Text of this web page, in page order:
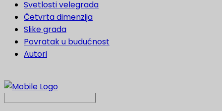
Svetlosti velegrada
Četvrta dimenzija
Slike grada
Povratak u budućnost
Autori